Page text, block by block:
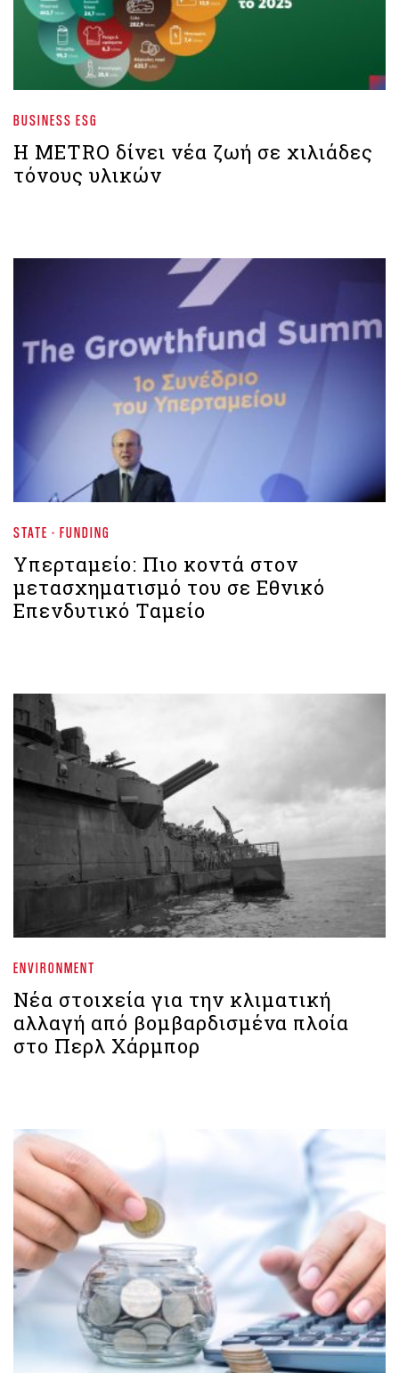
BUSINESS ESG
Η METRO δίνει νέα ζωή σε χιλιάδες
τόνους υλικών
STATE - FUNDING
Υπερταμείο: Πιο κοντά στον
μετασχηματισμό του σε Εθνικό
Επενδυτικό Ταμείο
ENVIRONMENT
Νέα στοιχεία για την κλιματική
αλλαγή από βομβαρδισμένα πλοία
στο Περλ Χάρμπορ